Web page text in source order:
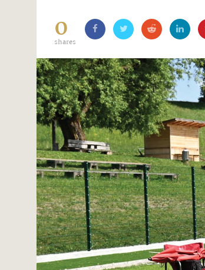
0
shares